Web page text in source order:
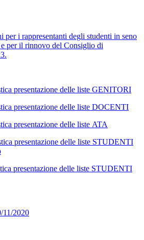
per i rappresentanti degli studenti in seno
per il rinnovo del Consiglio di
presentazione delle liste GENITORI
presentazione delle liste DOCENTI
presentazione delle liste ATA
presentazione delle liste STUDENTI
presentazione delle liste STUDENTI
11/2020